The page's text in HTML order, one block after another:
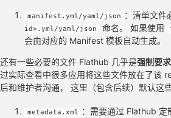
manifest.yml/yaml/json ：清单文件
id>.yml/yaml/json
命名。 如果使用
会由对应的 Manifest 模板自动生成。
还有一些必要的文件 Flathub 几乎是强制要求
过实际查看中很多应用将这些文件放在了该
后和维护者沟通， 这里（包含后续）默认这
metadata.xml
：需要通过 Flathub